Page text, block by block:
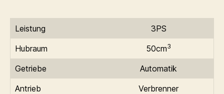
Leistung
3PS
Hubraum
50cm3
Getriebe
Automatik
Antrieb
Verbrenner